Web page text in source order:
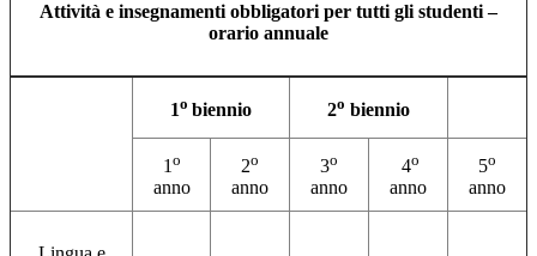
Attività e insegnamenti obbligatori per tutti gli studenti –
orario annuale
1o biennio 2o biennio
1o
anno
2o
anno
3o
anno
4o
anno
5o
anno